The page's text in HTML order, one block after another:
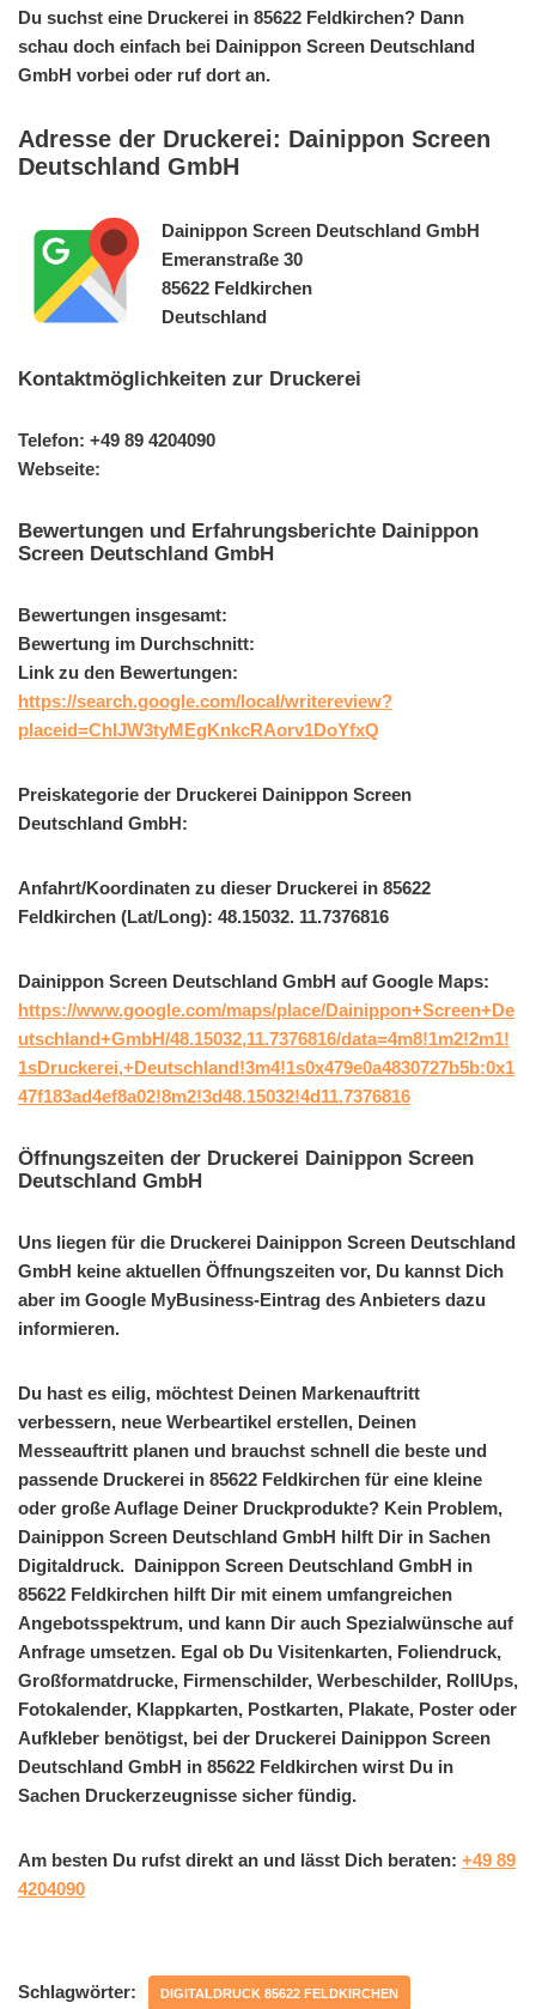
Du suchst eine Druckerei in 85622 Feldkirchen? Dann
schau doch einfach bei Dainippon Screen Deutschland
GmbH vorbei oder ruf dort an.
Adresse der Druckerei: Dainippon Screen
Deutschland GmbH
Dainippon Screen Deutschland GmbH
Emeranstraße 30
85622 Feldkirchen
Deutschland
Kontaktmöglichkeiten zur Druckerei
Telefon: +49 89 4204090
Webseite:
Bewertungen und Erfahrungsberichte Dainippon
Screen Deutschland GmbH
Bewertungen insgesamt:
Bewertung im Durchschnitt:
Link zu den Bewertungen:
https://search.google.com/local/writereview?
placeid=ChIJW3tyMEgKnkcRAorv1DoYfxQ
Preiskategorie der Druckerei Dainippon Screen
Deutschland GmbH:
Anfahrt/Koordinaten zu dieser Druckerei in 85622
Feldkirchen (Lat/Long): 48.15032. 11.7376816
Dainippon Screen Deutschland GmbH auf Google Maps:
https://www.google.com/maps/place/Dainippon+Screen+De
utschland+GmbH/48.15032,11.7376816/data=4m8!1m2!2m1!
1sDruckerei,+Deutschland!3m4!1s0x479e0a4830727b5b:0x1
47f183ad4ef8a02!8m2!3d48.15032!4d11.7376816
Öffnungszeiten der Druckerei Dainippon Screen
Deutschland GmbH
Uns liegen für die Druckerei Dainippon Screen Deutschland
GmbH keine aktuellen Öffnungszeiten vor, Du kannst Dich
aber im Google MyBusiness-Eintrag des Anbieters dazu
informieren.
Du hast es eilig, möchtest Deinen Markenauftritt
verbessern, neue Werbeartikel erstellen, Deinen
Messeauftritt planen und brauchst schnell die beste und
passende Druckerei in 85622 Feldkirchen für eine kleine
oder große Auflage Deiner Druckprodukte? Kein Problem,
Dainippon Screen Deutschland GmbH hilft Dir in Sachen
Digitaldruck. Dainippon Screen Deutschland GmbH in
85622 Feldkirchen hilft Dir mit einem umfangreichen
Angebotsspektrum, und kann Dir auch Spezialwünsche auf
Anfrage umsetzen. Egal ob Du Visitenkarten, Foliendruck,
Großformatdrucke, Firmenschilder, Werbeschilder, RollUps,
Fotokalender, Klappkarten, Postkarten, Plakate, Poster oder
Aufkleber benötigst, bei der Druckerei Dainippon Screen
Deutschland GmbH in 85622 Feldkirchen wirst Du in
Sachen Druckerzeugnisse sicher fündig.
Am besten Du rufst direkt an und lässt Dich beraten: +49 89
4204090
Schlagwörter: DIGITALDRUCK 85622 FELDKIRCHEN